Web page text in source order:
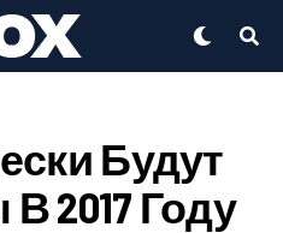
Будут
2017 Году